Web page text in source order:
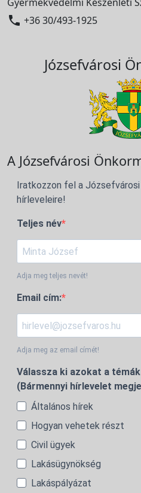
 +36 30/493-1925
Józsefvárosi
A Józsefvárosi
Iratkozzon fel a
hírleveleire!
Teljes név
Adja meg teljes nevét!
Email cím:
Adja meg az email címét!
Válassza ki azokat a
(Bármennyi hírlevelet
Általános hírek
Hogyan vehetek részt
Civil ügyek
Lakásügynökség
Lakáspályázat